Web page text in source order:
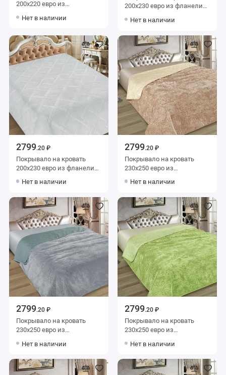
200х220 евро из
зеленое Орнамент
Нет в наличии
200х230 евро из фланели
Marianna
Нет в наличии
2799.20 ₽
Покрывало на кровать
200х230 евро из фланели
Marianna
Нет в наличии
2799.20 ₽
Покрывало на кровать
230х250 евро из
бежевое Орнамент
Нет в наличии
2799.20 ₽
Покрывало на кровать
230х250 евро из
голубое Орнамент Marianna
Нет в наличии
2799.20 ₽
Покрывало на кровать
230х250 евро из
зеленое Орнамент
Нет в наличии